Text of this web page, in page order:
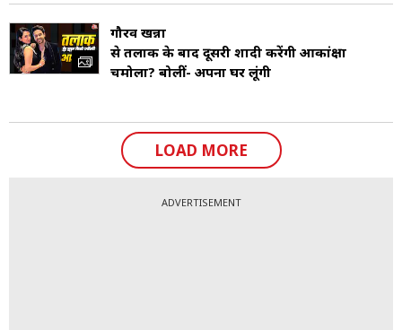
गौरव खन्ना
से तलाक के बाद दूसरी शादी करेंगी आकांक्षा
चमोला? बोलीं- अपना घर लूंगी
LOAD MORE
ADVERTISEMENT